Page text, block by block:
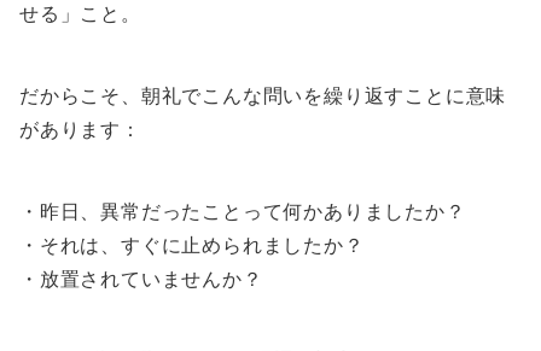
せる」こと。
だからこそ、朝礼でこんな問いを繰り返すことに意味
があります：
・昨日、異常だったことって何かありましたか？
・それは、すぐに止められましたか？
・放置されていませんか？